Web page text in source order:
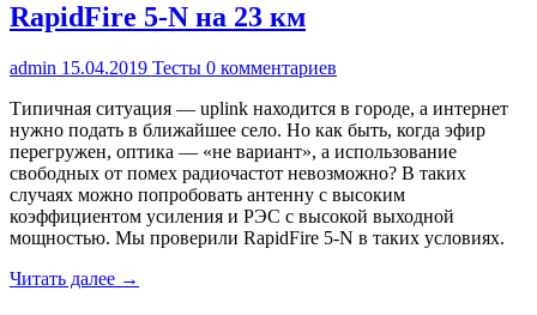
RapidFire 5-N на 23 км
admin 15.04.2019 Тесты 0 комментариев
Типичная ситуация — uplink находится в городе, а интернет
нужно подать в ближайшее село. Но как быть, когда эфир
перегружен, оптика — «не вариант», а использование
свободных от помех радиочастот невозможно? В таких
случаях можно попробовать антенну с высоким
коэффициентом усиления и РЭС с высокой выходной
мощностью. Мы проверили RapidFire 5-N в таких условиях.
Читать далее →